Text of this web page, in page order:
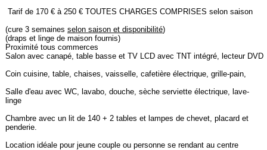
Tarif de 170 € à 250 € TOUTES CHARGES COMPRISES selon saison
(cure 3 semaines selon saison et disponibilité)
(draps et linge de maison fournis)
Proximité tous commerces
Salon avec canapé, table basse et TV LCD avec TNT intégré, lecteur DVD
Coin cuisine, table, chaises, vaisselle, cafetière électrique, grille-pain,
Salle d'eau avec WC, lavabo, douche, sèche serviette électrique, lave-
linge
Chambre avec un lit de 140 + 2 tables et lampes de chevet, placard et
penderie.
Location idéale pour jeune couple ou personne se rendant au centre